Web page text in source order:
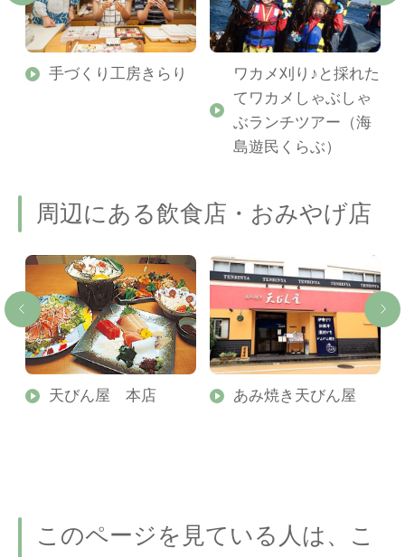
手づくり工房きらり
ワカメ刈り♪と採れた
てワカメしゃぶしゃ
ぶランチツアー（海
島遊民くらぶ）
周辺にある飲食店・おみやげ店
天びん屋 本店 あみ焼き天びん屋
このページを見ている人は、こ